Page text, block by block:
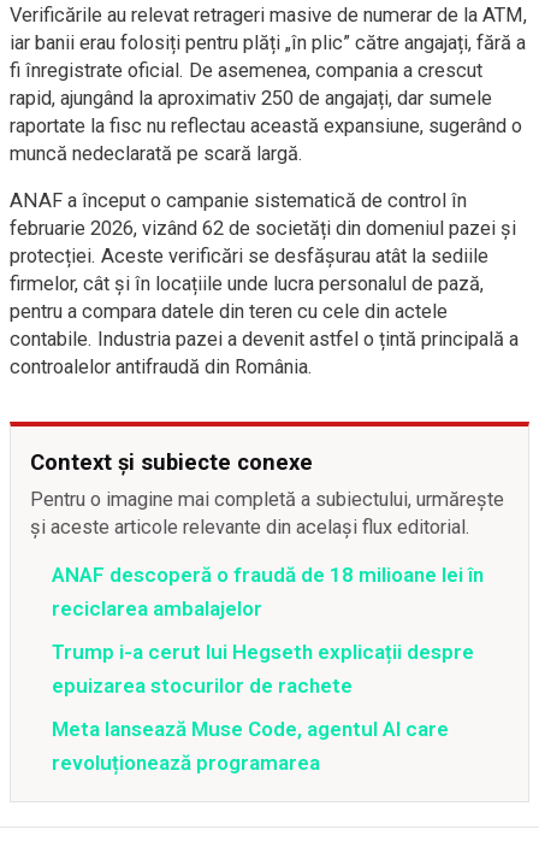
Verificările au relevat retrageri masive de numerar de la ATM,
iar banii erau folosiți pentru plăți „în plic” către angajați, fără a
fi înregistrate oficial. De asemenea, compania a crescut
rapid, ajungând la aproximativ 250 de angajați, dar sumele
raportate la fisc nu reflectau această expansiune, sugerând o
muncă nedeclarată pe scară largă.
ANAF a început o campanie sistematică de control în
februarie 2026, vizând 62 de societăți din domeniul pazei și
protecției. Aceste verificări se desfășurau atât la sediile
firmelor, cât și în locațiile unde lucra personalul de pază,
pentru a compara datele din teren cu cele din actele
contabile. Industria pazei a devenit astfel o țintă principală a
controalelor antifraudă din România.
Context și subiecte conexe
Pentru o imagine mai completă a subiectului, urmărește
și aceste articole relevante din același flux editorial.
ANAF descoperă o fraudă de 18 milioane lei în
reciclarea ambalajelor
Trump i-a cerut lui Hegseth explicații despre
epuizarea stocurilor de rachete
Meta lansează Muse Code, agentul AI care
revoluționează programarea